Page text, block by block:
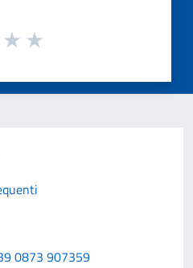
0873 907359